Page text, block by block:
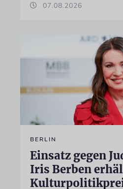
07.08.2026
BERLIN
Einsatz gegen
Iris Berben